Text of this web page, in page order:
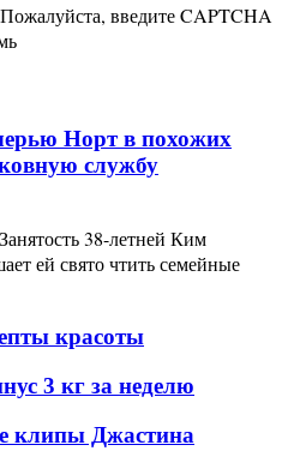
введите CAPTCHA
Норт в похожих
службу
38-летней Ким
ей свято чтить семейные
красоты
3 кг за неделю
клипы Джастина